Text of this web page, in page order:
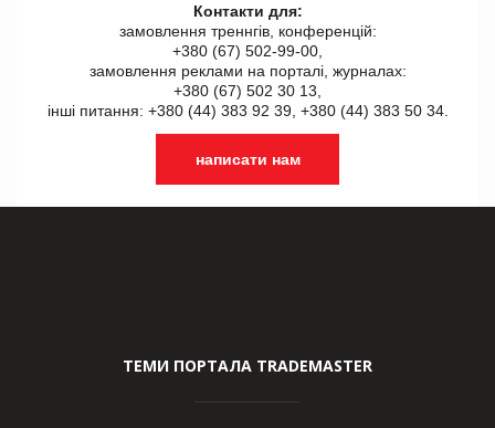
Контакти для:
замовлення треннгів, конференцій:
+380 (67) 502-99-00,
замовлення реклами на порталі, журналах:
+380 (67) 502 30 13,
інші питання: +380 (44) 383 92 39, +380 (44) 383 50 34.
написати нам
ТЕМИ ПОРТАЛА TRADEMASTER